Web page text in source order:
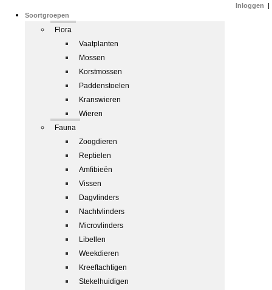
Soortgroepen
Flora
Vaatplanten
Mossen
Korstmossen
Paddenstoelen
Kranswieren
Wieren
Fauna
Zoogdieren
Reptielen
Amfibieën
Vissen
Dagvlinders
Nachtvlinders
Microvlinders
Libellen
Weekdieren
Kreeftachtigen
Stekelhuidigen
Inloggen |